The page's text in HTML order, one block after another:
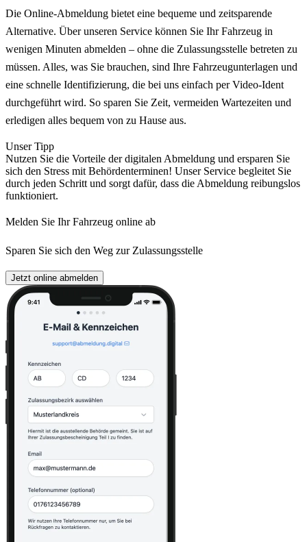
Die Online-Abmeldung bietet eine bequeme und zeitsparende
Alternative. Über unseren Service können Sie Ihr Fahrzeug in
wenigen Minuten abmelden – ohne die Zulassungsstelle betreten zu
müssen. Alles, was Sie brauchen, sind Ihre Fahrzeugunterlagen und
eine schnelle Identifizierung, die bei uns einfach per Video-Ident
durchgeführt wird. So sparen Sie Zeit, vermeiden Wartezeiten und
erledigen alles bequem von zu Hause aus.
Unser Tipp
Nutzen Sie die Vorteile der digitalen Abmeldung und ersparen Sie
sich den Stress mit Behördenterminen! Unser Service begleitet Sie
durch jeden Schritt und sorgt dafür, dass die Abmeldung reibungslos
funktioniert.
Melden Sie Ihr Fahrzeug online ab
Sparen Sie sich den Weg zur Zulassungsstelle
Jetzt online abmelden